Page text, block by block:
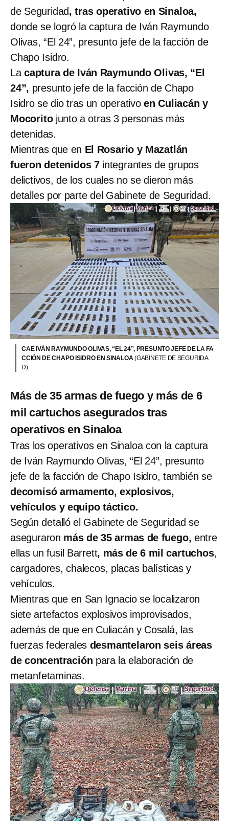
de Seguridad, tras operativo en Sinaloa,
donde se logró la captura de Iván Raymundo
Olivas, “El 24”, presunto jefe de la facción de
Chapo Isidro.
Lacaptura de Iván Raymundo Olivas, “El
24”, presunto jefe de la facción de Chapo
Isidro se dio tras un operativoen Culiacán y
Mocorito junto a otras 3 personas más
detenidas.
Mientras que en El Rosario y Mazatlán
fueron detenidos 7 integrantes de grupos
delictivos, de los cuales no se dieron más
detalles por parte del Gabinete de Seguridad.
CAE IVÁN RAYMUNDO OLIVAS, “EL 24”, PRESUNTO JEFE DE LA FA
CCIÓN DE CHAPO ISIDRO EN SINALOA(GABINETE DE SEGURIDA
D)
Más de 35 armas de fuego y más de 6
mil cartuchos asegurados tras
operativos en Sinaloa
Tras los operativos en Sinaloa con la captura
de Iván Raymundo Olivas, “El 24”, presunto
jefe de la facción de Chapo Isidro, también se
decomisó armamento, explosivos,
vehículos y equipo táctico.
Según detalló el Gabinete de Seguridad se
aseguraron más de 35 armas de fuego, entre
ellas un fusil Barrett, más de 6 mil cartuchos,
cargadores, chalecos, placas balísticas y
vehículos.
Mientras que en San Ignacio se localizaron
siete artefactos explosivos improvisados,
además de que en Culiacán y Cosalá, las
fuerzas federales desmantelaron seis áreas
de concentración para la elaboración de
metanfetaminas.